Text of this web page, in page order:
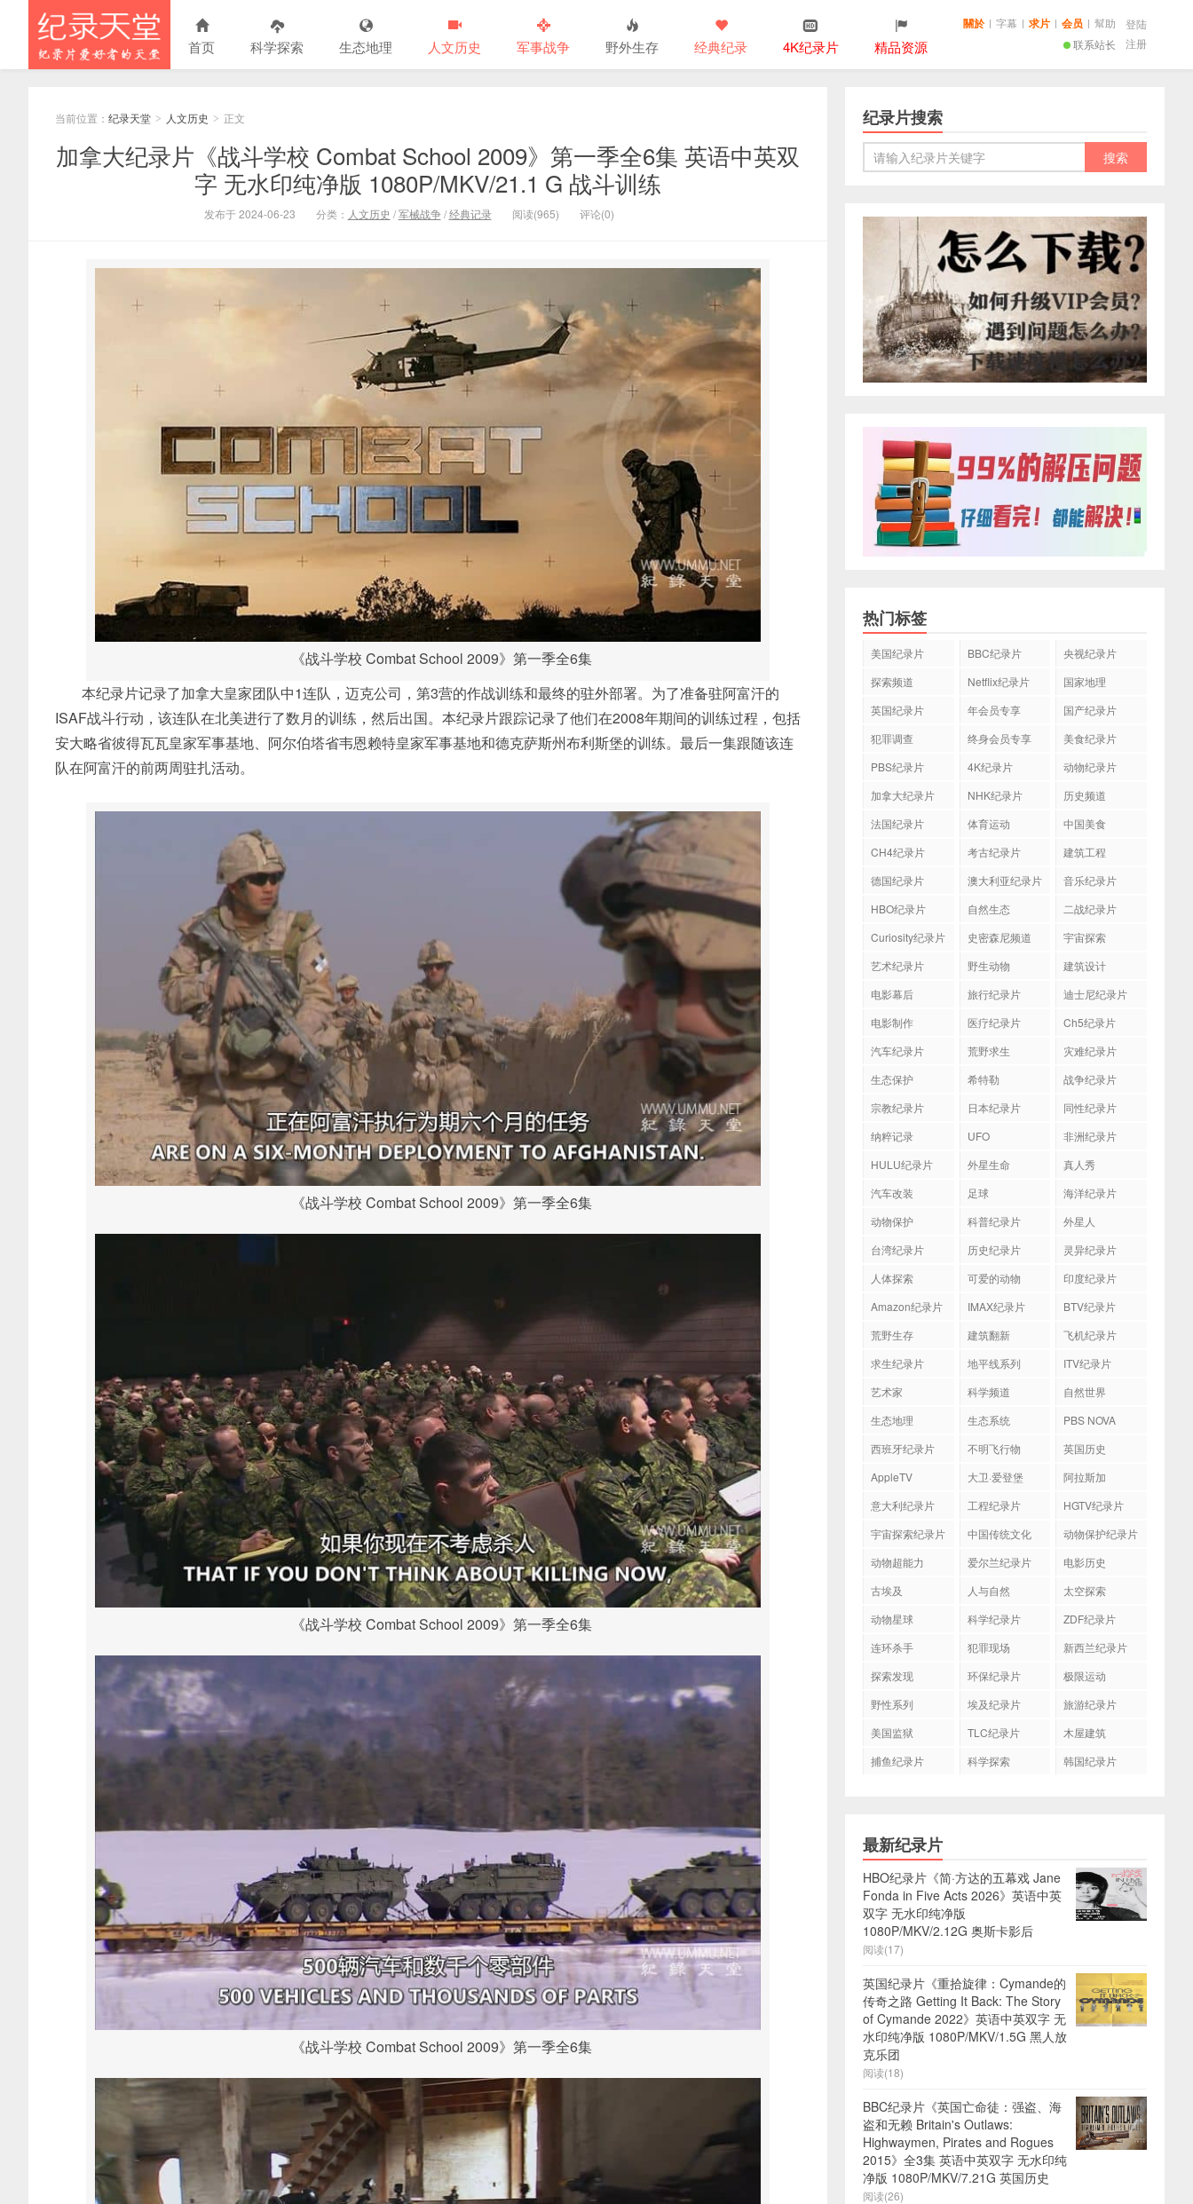
首页 科学探索 生态地理 人文历史 军事战争 野外生存 经典纪录 4K纪录片 精品资源 联系站长
關於 | 字幕 | 求片 | 会员 | 幫助
登陆
注册
当前位置： 纪录天堂 > 人文历史 > 正文
加拿大纪录片《战斗学校 Combat School 2009》第一季全6集 英语中英双
字 无水印纯净版 1080P/MKV/21.1 G 战斗训练
发布于 2024-06-23 分类： 人文历史 /军械战争/经典记录 阅读(965) 评论(0)
《战斗学校 Combat School 2009》第一季全6集
本纪录片记录了加拿大皇家团队中1连队，迈克公司，第3营的作战训练和最终的驻外部署。为了准备驻阿富汗的
ISAF战斗行动，该连队在北美进行了数月的训练，然后出国。本纪录片跟踪记录了他们在2008年期间的训练过程，包括
安大略省彼得瓦瓦皇家军事基地、阿尔伯塔省韦恩赖特皇家军事基地和德克萨斯州布利斯堡的训练。最后一集跟随该连
队在阿富汗的前两周驻扎活动。
《战斗学校 Combat School 2009》第一季全6集
《战斗学校 Combat School 2009》第一季全6集
《战斗学校 Combat School 2009》第一季全6集
纪录片搜索
热门标签
美国纪录片 BBC纪录片
央视纪录片
探索频道
Netflix纪录片
国家地理
英国纪录片
年会员专享
国产纪录片
犯罪调查
终身会员专享
美食纪录片
PBS纪录片
4K纪录片
动物纪录片
加拿大纪录片
NHK纪录片
历史频道
法国纪录片
体育运动
中国美食
CH4纪录片
考古纪录片
建筑工程
德国纪录片
澳大利亚纪录片
音乐纪录片
HBO纪录片
自然生态
二战纪录片
Curiosity纪录片
史密森尼频道
宇宙探索
艺术纪录片
野生动物
建筑设计
电影幕后
旅行纪录片
迪士尼纪录片
电影制作
医疗纪录片
Ch5纪录片
汽车纪录片
荒野求生
灾难纪录片
生态保护
希特勒
战争纪录片
宗教纪录片
日本纪录片
同性纪录片
纳粹记录
UFO
非洲纪录片
HULU纪录片
外星生命
真人秀
汽车改装
足球
海洋纪录片
动物保护
科普纪录片
外星人
台湾纪录片
历史纪录片
灵异纪录片
人体探索
可爱的动物
印度纪录片
Amazon纪录片
IMAX纪录片
BTV纪录片
荒野生存
建筑翻新
飞机纪录片
求生纪录片
地平线系列
ITV纪录片
艺术家
科学频道
自然世界
生态地理
生态系统
PBS NOVA
西班牙纪录片
不明飞行物
英国历史
AppleTV
大卫·爱登堡
阿拉斯加
意大利纪录片
工程纪录片
HGTV纪录片
宇宙探索纪录片
中国传统文化
动物保护纪录片
动物超能力
爱尔兰纪录片
电影历史
古埃及
人与自然
太空探索
动物星球
科学纪录片
ZDF纪录片
连环杀手
犯罪现场
新西兰纪录片
探索发现
环保纪录片
极限运动
野性系列
埃及纪录片
旅游纪录片
美国监狱
TLC纪录片
木屋建筑
捕鱼纪录片
科学探索 韩国纪录片
最新纪录片
HBO纪录片《简·方达的五幕戏 Jane
Fonda in Five Acts 2026》英语中英
双字 无水印纯净版
1080P/MKV/2.12G 奥斯卡影后
阅读(17)
英国纪录片《重拾旋律：Cymande的
传奇之路 Getting It Back: The Story
of Cymande 2022》英语中英双字 无
水印纯净版 1080P/MKV/1.5G 黑人放
克乐团
阅读(18)
BBC纪录片《英国亡命徒：强盗、海
盗和无赖 Britain's Outlaws:
Highwaymen, Pirates and Rogues
2015》全3集 英语中英双字 无水印纯
净版 1080P/MKV/7.21G 英国历史
阅读(26)